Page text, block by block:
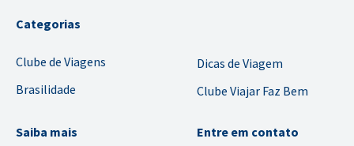
Categorias
Clube de Viagens
Brasilidade
Dicas de Viagem
Clube Viajar Faz Bem
Saiba mais Entre em contato